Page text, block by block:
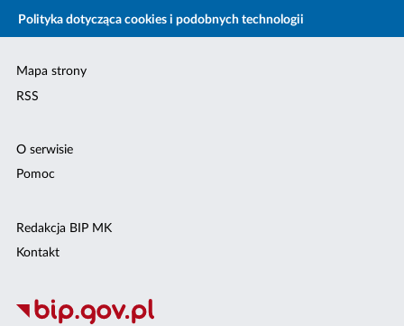
Polityka dotycząca cookies i podobnych technologii
Mapa strony
RSS
O serwisie
Pomoc
Redakcja BIP MK
Kontakt